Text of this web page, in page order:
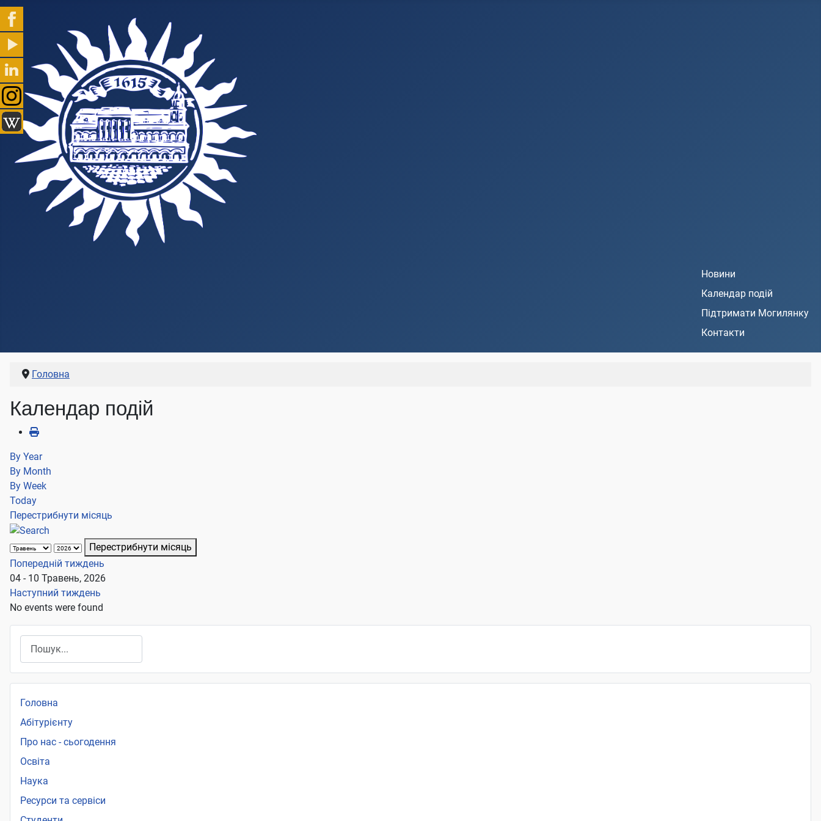
Новини
Календар подій
Підтримати Могилянку
Контакти
Головна
Календар подій
By Year
By Month
By Week
Today
Перестрибнути місяць
Перестрибнути місяць
Попередній тиждень
04 - 10 Травень, 2026
Наступний тиждень
No events were found
Головна
Абітурієнту
Про нас - сьогодення
Освіта
Наука
Ресурси та сервіси